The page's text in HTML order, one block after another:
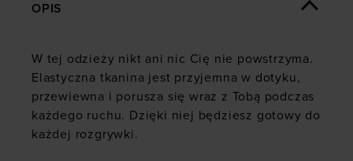
OPIS
W tej odzieży nikt ani nic Cię nie powstrzyma.
Elastyczna tkanina jest przyjemna w dotyku,
przewiewna i porusza się wraz z Tobą podczas
każdego ruchu. Dzięki niej będziesz gotowy do
każdej rozgrywki.